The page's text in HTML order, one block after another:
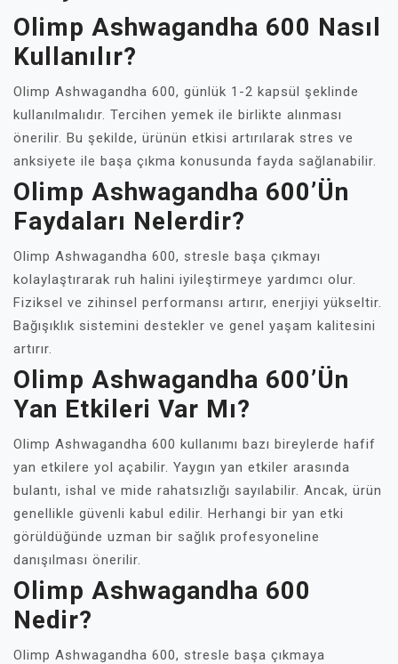
Olimp Ashwagandha 600 Nasıl
Kullanılır?
Olimp Ashwagandha 600, günlük 1-2 kapsül şeklinde
kullanılmalıdır. Tercihen yemek ile birlikte alınması
önerilir. Bu şekilde, ürünün etkisi artırılarak stres ve
anksiyete ile başa çıkma konusunda fayda sağlanabilir.
Olimp Ashwagandha 600’ün
Faydaları Nelerdir?
Olimp Ashwagandha 600, stresle başa çıkmayı
kolaylaştırarak ruh halini iyileştirmeye yardımcı olur.
Fiziksel ve zihinsel performansı artırır, enerjiyi yükseltir.
Bağışıklık sistemini destekler ve genel yaşam kalitesini
artırır.
Olimp Ashwagandha 600’ün
Yan Etkileri Var Mı?
Olimp Ashwagandha 600 kullanımı bazı bireylerde hafif
yan etkilere yol açabilir. Yaygın yan etkiler arasında
bulantı, ishal ve mide rahatsızlığı sayılabilir. Ancak, ürün
genellikle güvenli kabul edilir. Herhangi bir yan etki
görüldüğünde uzman bir sağlık profesyoneline
danışılması önerilir.
Olimp Ashwagandha 600
Nedir?
Olimp Ashwagandha 600, stresle başa çıkmaya